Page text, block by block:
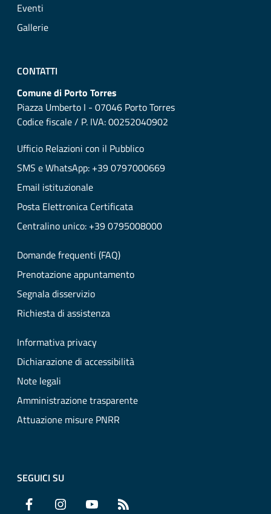
Eventi
Gallerie
CONTATTI
Comune di Porto Torres
Piazza Umberto I - 07046 Porto Torres
Codice fiscale / P. IVA: 00252040902
Ufficio Relazioni con il Pubblico
SMS e WhatsApp: +39 0797000669
Email istituzionale
Posta Elettronica Certificata
Centralino unico: +39 0795008000
Domande frequenti (FAQ)
Prenotazione appuntamento
Segnala disservizio
Richiesta di assistenza
Informativa privacy
Dichiarazione di accessibilità
Note legali
Amministrazione trasparente
Attuazione misure PNRR
SEGUICI SU
Facebook Instagram YouTube